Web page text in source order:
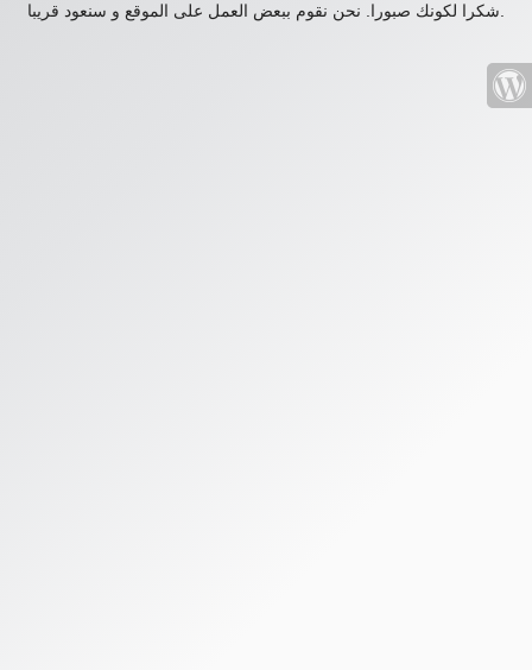
شكرا لكونك صبورا. نحن نقوم ببعض العمل على الموقع و سنعود قريبا.